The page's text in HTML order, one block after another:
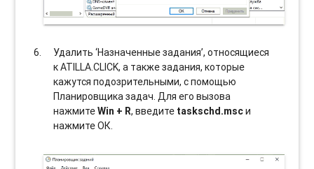
Удалить ‘Назначенные задания’, относящиеся
к ATILLA.CLICK, а также задания, которые
кажутся подозрительными, с помощью
Планировщика задач. Для его вызова
нажмитеWin + R, введите taskschd.mscи
нажмите ОК.